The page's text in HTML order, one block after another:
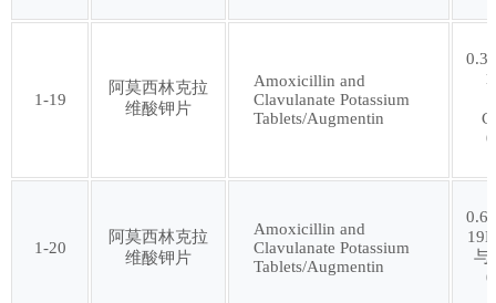
第六十七批 第六十八批
第六十九批 第七十批
第七十一批 第七十二批
1-19
阿莫西林克拉
维酸钾片
Amoxicillin and
Clavulanate Potassium
Tablets/Augmentin
1-20
阿莫西林克拉
维酸钾片
Amoxicillin and
Clavulanate Potassium
Tablets/Augmentin
与